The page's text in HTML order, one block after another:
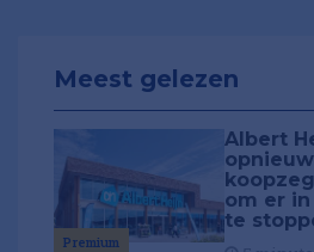
Meest gelezen
Premium
Albert
om er
te